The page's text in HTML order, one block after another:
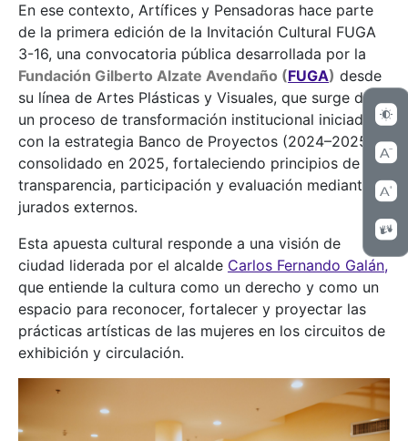
En ese contexto, Artífices y Pensadoras hace parte
de la primera edición de la Invitación Cultural FUGA
3-16, una convocatoria pública desarrollada por la
Fundación Gilberto Alzate Avendaño (FUGA) desde
su línea de Artes Plásticas y Visuales, que surge de
un proceso de transformación institucional iniciado
con la estrategia Banco de Proyectos (2024–2025) y
consolidado en 2025, fortaleciendo principios de
transparencia, participación y evaluación mediante
jurados externos.
Esta apuesta cultural responde a una visión de
ciudad liderada por el alcalde Carlos Fernando Galán,
que entiende la cultura como un derecho y como un
espacio para reconocer, fortalecer y proyectar las
prácticas artísticas de las mujeres en los circuitos de
exhibición y circulación.